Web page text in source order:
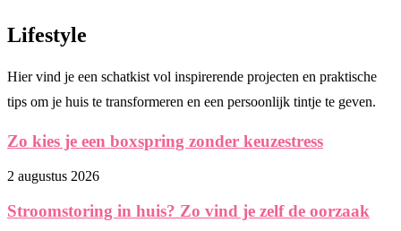
Lifestyle
Hier vind je een schatkist vol inspirerende projecten en praktische
tips om je huis te transformeren en een persoonlijk tintje te geven.
Zo kies je een boxspring zonder keuzestress
2 augustus 2026
Stroomstoring in huis? Zo vind je zelf de oorzaak